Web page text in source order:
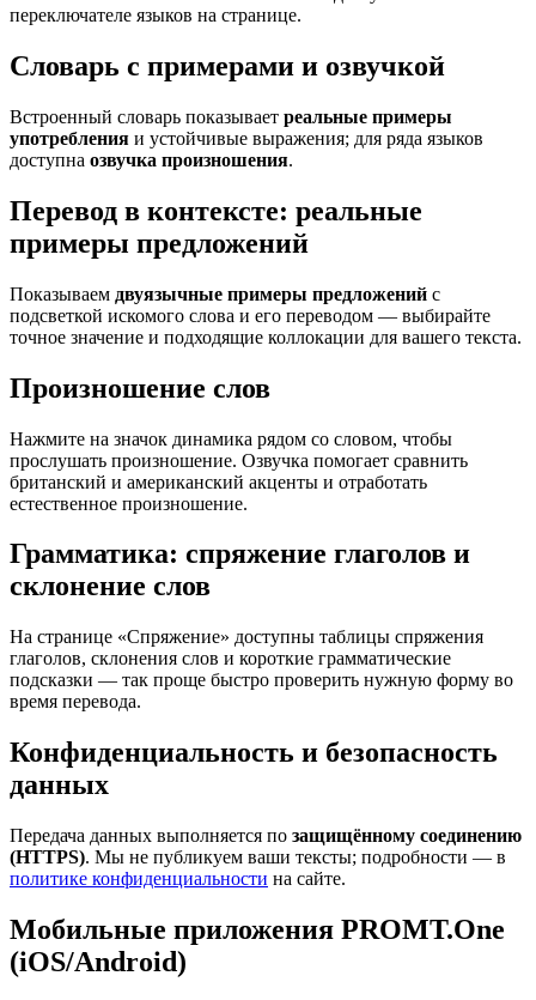
переключателе языков на странице.
Словарь с примерами и озвучкой
Встроенный словарь показывает реальные примеры
употребления и устойчивые выражения; для ряда языков
доступна озвучка произношения.
Перевод в контексте: реальные
примеры предложений
Показываем двуязычные примеры предложений с
подсветкой искомого слова и его переводом — выбирайте
точное значение и подходящие коллокации для вашего текста.
Произношение слов
Нажмите на значок динамика рядом со словом, чтобы
прослушать произношение. Озвучка помогает сравнить
британский и американский акценты и отработать
естественное произношение.
Грамматика: спряжение глаголов и
склонение слов
На странице «Спряжение» доступны таблицы спряжения
глаголов, склонения слов и короткие грамматические
подсказки — так проще быстро проверить нужную форму во
время перевода.
Конфиденциальность и безопасность
данных
Передача данных выполняется по защищённому соединению
(HTTPS). Мы не публикуем ваши тексты; подробности — в
политике конфиденциальности на сайте.
Мобильные приложения PROMT.One
(iOS/Android)